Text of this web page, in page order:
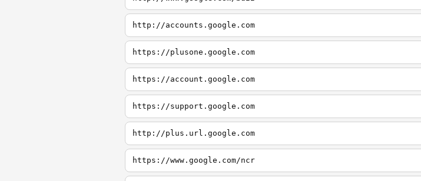
http://accounts.google.com
https://plusone.google.com
https://account.google.com
https://support.google.com
http://plus.url.google.com
https://www.google.com/ncr